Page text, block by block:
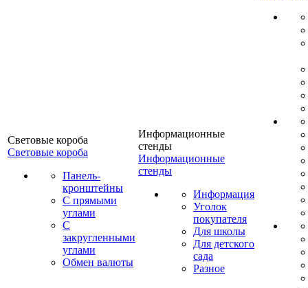
Световые короба
Световые короба
Панель-
кронштейны
С прямыми
углами
С
закругленными
углами
Обмен валюты
Информационные
стенды
Информационные
стенды
Информация
Уголок
покупателя
Для школы
Для детского
сада
Разное